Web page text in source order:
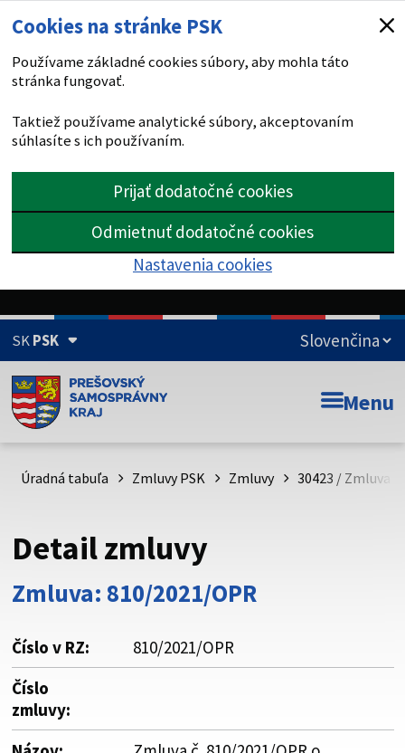
Cookies na stránke PSK
Používame základné cookies súbory, aby mohla táto
stránka fungovať.
Taktiež používame analytické súbory, akceptovaním
súhlasíte s ich používaním.
Prijať dodatočné cookies
Odmietnuť dodatočné cookies
Nastavenia cookies
SKPSK
Doména psk.sk je oficiálna
Toto je oficiálna webová stránka Prešovského
psk.sk.
Buďte pozorní a vždy sa uistite, že zdieľate informácie iba
cez zabezpečenú webovú stránku. Zabezpečená stránka
vždy začína https:// pred názvom domény webového sídla.
Menu
Úradná tabuľa Zmluvy PSK Zmluvy 30423 / Zmluva
Detail zmluvy
Zmluva: 810/2021/OPR
Číslo v RZ:
810/2021/OPR
Číslo
zmluvy: